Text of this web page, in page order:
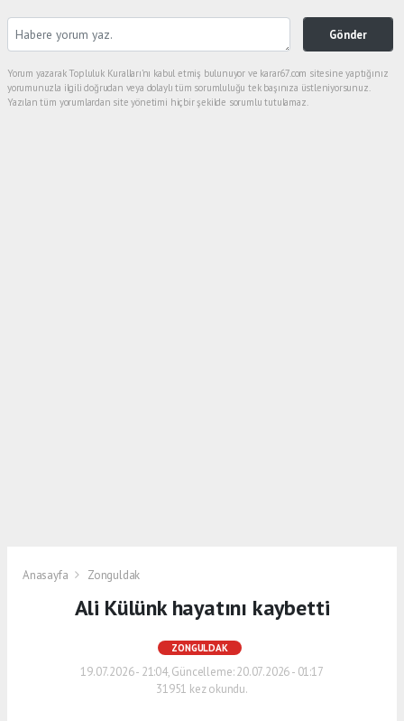
Gönder
Yorum yazarak Topluluk Kuralları’nı kabul etmiş bulunuyor ve karar67.com sitesine yaptığınız
yorumunuzla ilgili doğrudan veya dolaylı tüm sorumluluğu tek başınıza üstleniyorsunuz.
Yazılan tüm yorumlardan site yönetimi hiçbir şekilde sorumlu tutulamaz.
Anasayfa Zonguldak
Ali Külünk hayatını kaybetti
ZONGULDAK
19.07.2026 - 21:04, Güncelleme: 20.07.2026 - 01:17
31951 kez okundu.